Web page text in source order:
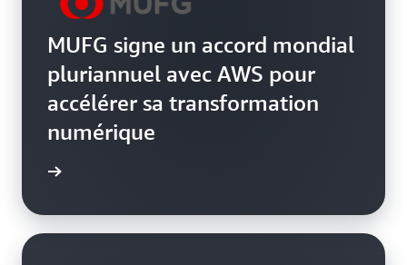
MUFG signe un accord mondial
pluriannuel avec AWS pour
accélérer sa transformation
numérique